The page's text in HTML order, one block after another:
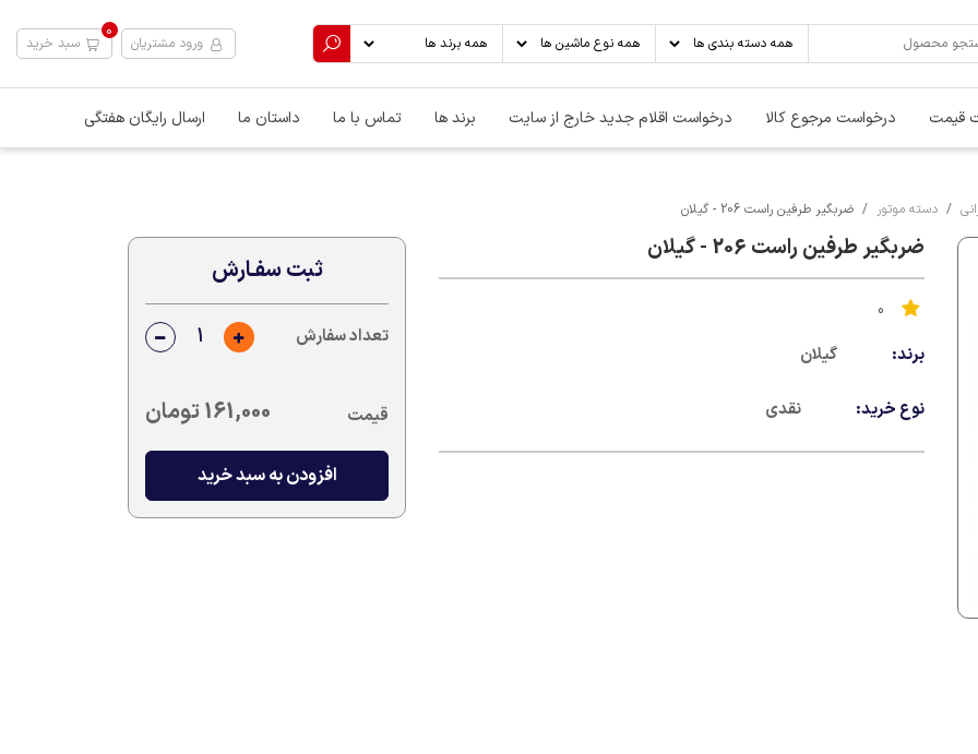
ورود مشتریان
0
سبد خرید
قیمت درخواست مرجوع کالا درخواست اقلام جدید خارج از سایت برند ها تماس با ما داستان ما ارسال رایگان هفتگی
دسته موتور ضربگیر طرفین راست 206 - گیلان
ضربگیر طرفین راست 206 - گیلان
0
برند: گیلان
نوع خرید: نقدی
ثبت سفـارش
تعداد سفارش
قیمت 161,000تومان
افزودن به سبد خرید